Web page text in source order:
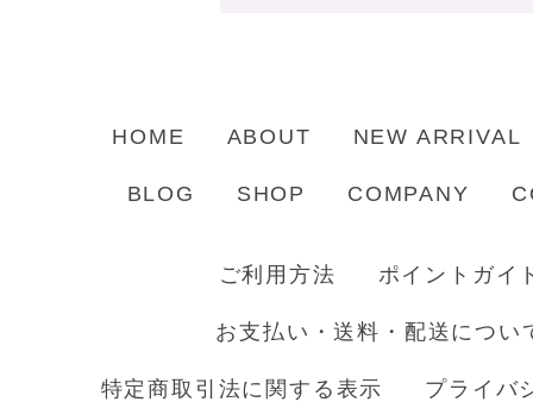
HOME ABOUT NEW ARRIVAL
BLOG SHOP COMPANY
ご利用方法 ポイントガイ
お支払い・送料・配送につい
特定商取引法に関する表示 プライバ